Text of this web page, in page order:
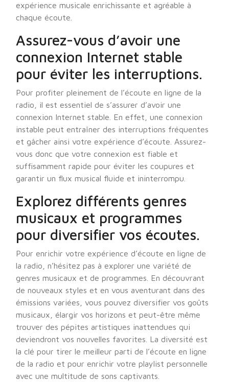
expérience musicale enrichissante et agréable à
chaque écoute.
Assurez-vous d’avoir une
connexion Internet stable
pour éviter les interruptions.
Pour profiter pleinement de l’écoute en ligne de la
radio, il est essentiel de s’assurer d’avoir une
connexion Internet stable. En effet, une connexion
instable peut entraîner des interruptions fréquentes
et gâcher ainsi votre expérience d’écoute. Assurez-
vous donc que votre connexion est fiable et
suffisamment rapide pour éviter les coupures et
garantir un flux musical fluide et ininterrompu.
Explorez différents genres
musicaux et programmes
pour diversifier vos écoutes.
Pour enrichir votre expérience d’écoute en ligne de
la radio, n’hésitez pas à explorer une variété de
genres musicaux et de programmes. En découvrant
de nouveaux styles et en vous aventurant dans des
émissions variées, vous pouvez diversifier vos goûts
musicaux, élargir vos horizons et peut-être même
trouver des pépites artistiques inattendues qui
deviendront vos nouvelles favorites. La diversité est
la clé pour tirer le meilleur parti de l’écoute en ligne
de la radio et pour enrichir votre playlist personnelle
avec une multitude de sons captivants.